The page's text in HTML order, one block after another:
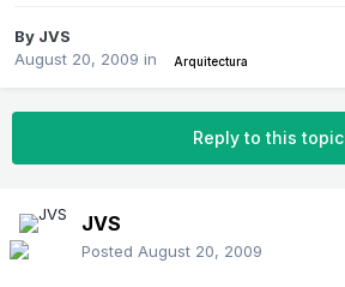
By JVS
August 20, 2009 in Arquitectura
Reply to this topic
JVS
Posted August 20, 2009